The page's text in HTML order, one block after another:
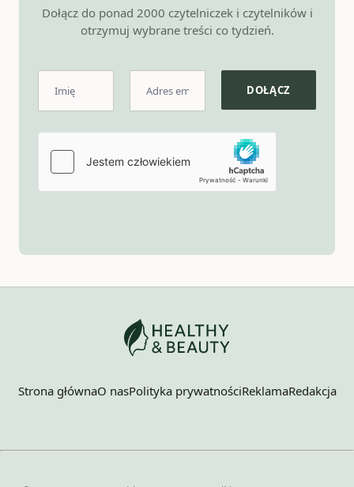
Dołącz do ponad 2000 czytelniczek i czytelników i
otrzymuj wybrane treści co tydzień.
Strona głównaO nasPolityka prywatnościReklamaRedakcja